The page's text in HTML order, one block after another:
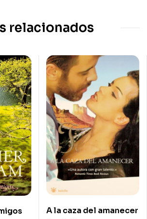
relacionados
A la caza del amanecer